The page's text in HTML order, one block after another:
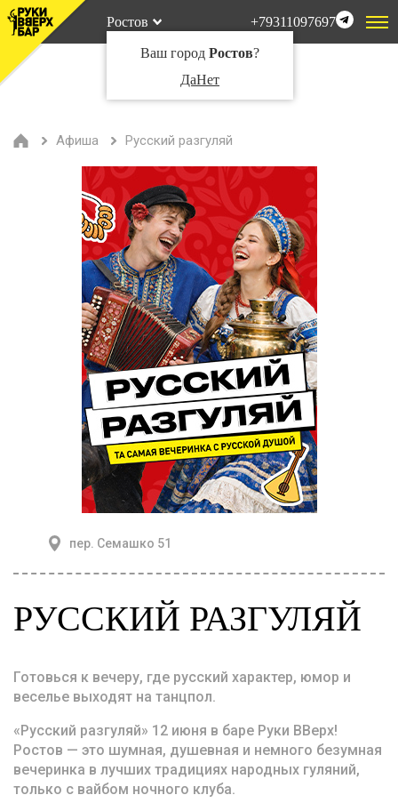
Ростов
Ваш город Ростов?
ДаНет
+79311097697
Афиша Русский разгуляй
пер. Семашко 51
РУССКИЙ РАЗГУЛЯЙ
Готовься к вечеру, где русский характер, юмор и
веселье выходят на танцпол.
«Русский разгуляй» 12 июня в баре Руки ВВерх!
Ростов — это шумная, душевная и немного безумная
вечеринка в лучших традициях народных гуляний,
только с вайбом ночного клуба.